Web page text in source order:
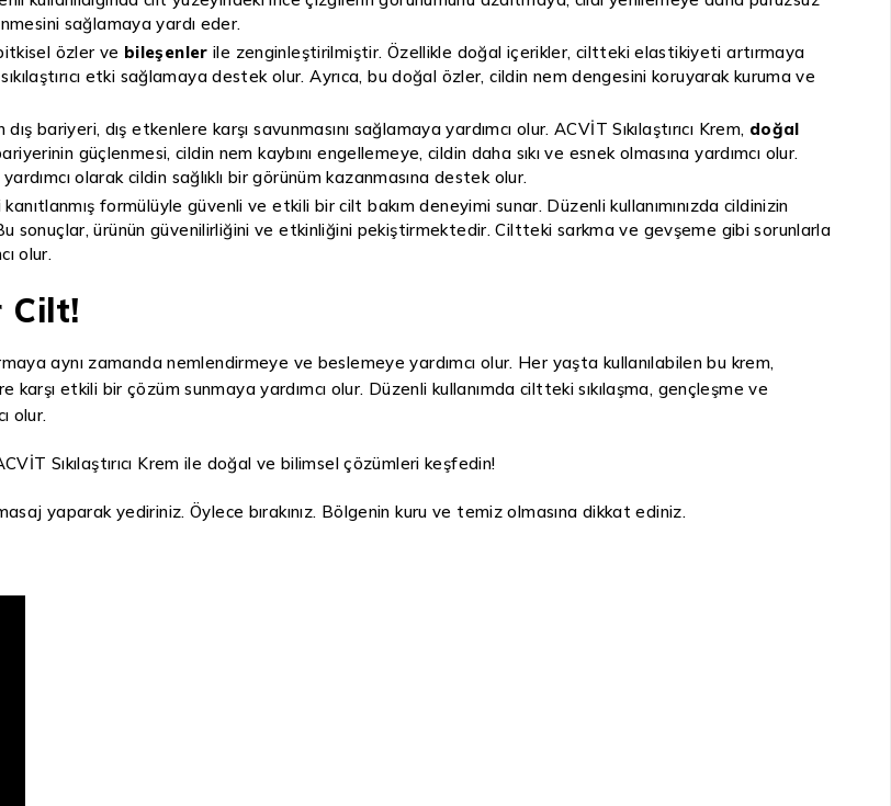
sağlamaya yardı eder.
bitkisel özler ve bileşenler ile zenginleştirilmiştir. Özellikle doğal içerikler, ciltteki elastikiyeti artırmaya
etki sağlamaya destek olur. Ayrıca, bu doğal özler, cildin nem dengesini koruyarak kuruma ve
dış bariyeri, dış etkenlere karşı savunmasını sağlamaya yardımcı olur. ACVİT Sıkılaştırıcı Krem, doğal
güçlenmesi, cildin nem kaybını engellemeye, cildin daha sıkı ve esnek olmasına yardımcı olur.
olarak cildin sağlıklı bir görünüm kazanmasına destek olur.
formülüyle güvenli ve etkili bir cilt bakım deneyimi sunar. Düzenli kullanımınızda cildinizin
sonuçlar, ürünün güvenilirliğini ve etkinliğini pekiştirmektedir. Ciltteki sarkma ve gevşeme gibi sorunlarla
olur.
Cilt!
aynı zamanda nemlendirmeye ve beslemeye yardımcı olur. Her yaşta kullanılabilen bu krem,
etkili bir çözüm sunmaya yardımcı olur. Düzenli kullanımda ciltteki sıkılaşma, gençleşme ve
olur.
Sıkılaştırıcı Krem ile doğal ve bilimsel çözümleri keşfedin!
yaparak yediriniz. Öylece bırakınız. Bölgenin kuru ve temiz olmasına dikkat ediniz.